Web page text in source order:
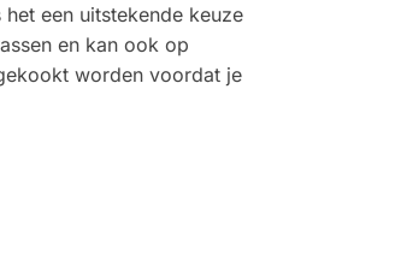
een uitstekende keuze
en kan ook op
worden voordat je